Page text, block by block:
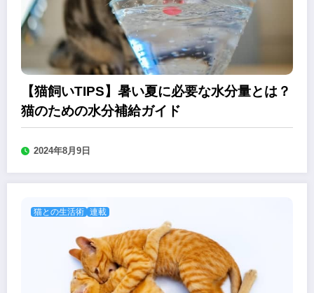
【猫飼いTIPS】暑い夏に必要な水分量とは？
猫のための水分補給ガイド
2024年8月9日
猫との生活術 連載